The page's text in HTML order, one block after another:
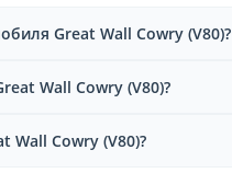
Great Wall Cowry (V80)?
Wall Cowry (V80)?
Wall Cowry (V80)?